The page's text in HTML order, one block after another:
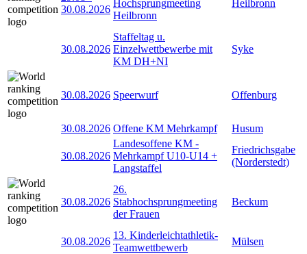
30.08.2026
Hochsprungmeeting
Heilbronn
Heilbronn
30.08.2026
Staffeltag u.
Einzelwettbewerbe mit
KM DH+NI
Syke
30.08.2026 Speerwurf Offenburg
30.08.2026 Offene KM Mehrkampf Husum
30.08.2026
Landesoffene KM -
Mehrkampf U10-U14 +
Langstaffel
Friedrichsgabe
(Norderstedt)
30.08.2026
26.
Stabhochsprungmeeting
der Frauen
Beckum
30.08.2026
13. Kinderleichtathletik-
Teamwettbewerb
Mülsen